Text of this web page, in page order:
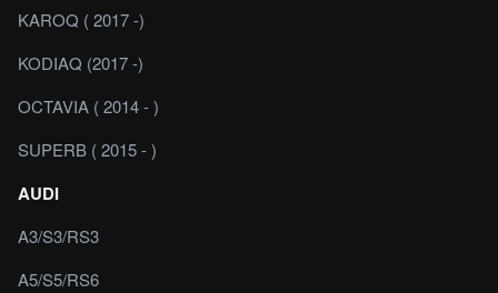
KAROQ ( 2017 -)
KODIAQ (2017 -)
OCTAVIA ( 2014 - )
SUPERB ( 2015 - )
AUDI
A3/S3/RS3
A5/S5/RS6